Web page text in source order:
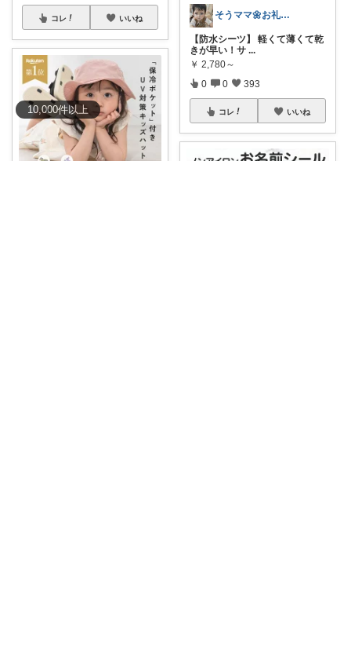
10,000件以上
コレ いいね そうママ🌼お礼はプロフに
【防水シーツ】 軽くて薄くて乾
きが早い！サ ...
￥ 2,780～
0 0 393
コレ いいね